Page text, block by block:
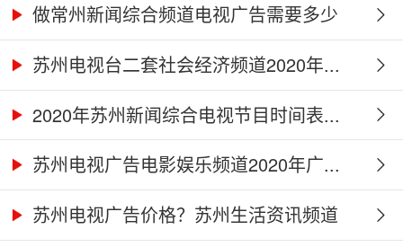
做常州新闻综合频道电视广告需要多少
钱...苏州电视台二套社会经济频道2020年...
2020年苏州新闻综合电视节目时间表...
苏州电视广告电影娱乐频道2020年广...
苏州电视广告价格？苏州生活资讯频道